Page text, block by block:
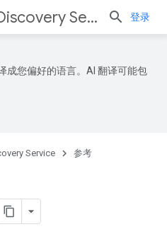
Service 登录
成您偏好的语言。AI 翻译可能包
Service 参考